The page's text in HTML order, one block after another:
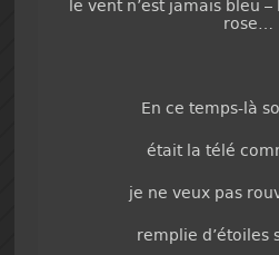
le vent n’est jamais bleu
rose…
En ce temps-là
était la télé
je ne veux pas
remplie d’étoiles